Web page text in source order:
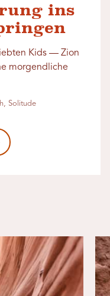
ins
Kids — Zion
morgendliche
Solitude